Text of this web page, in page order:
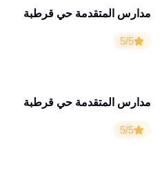
مدارس المتقدمة حي قرطبة
5/5
مدارس المتقدمة حي قرطبة
5/5